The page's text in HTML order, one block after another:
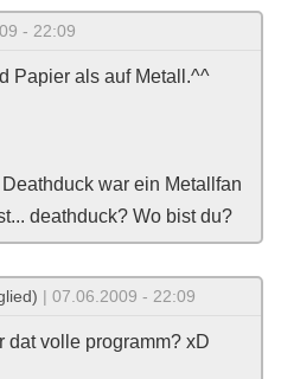
- 22:09
Papier als auf Metall.^^
war ein Metallfan
deathduck? Wo bist du?
| 07.06.2009 - 22:09
dat volle programm? xD